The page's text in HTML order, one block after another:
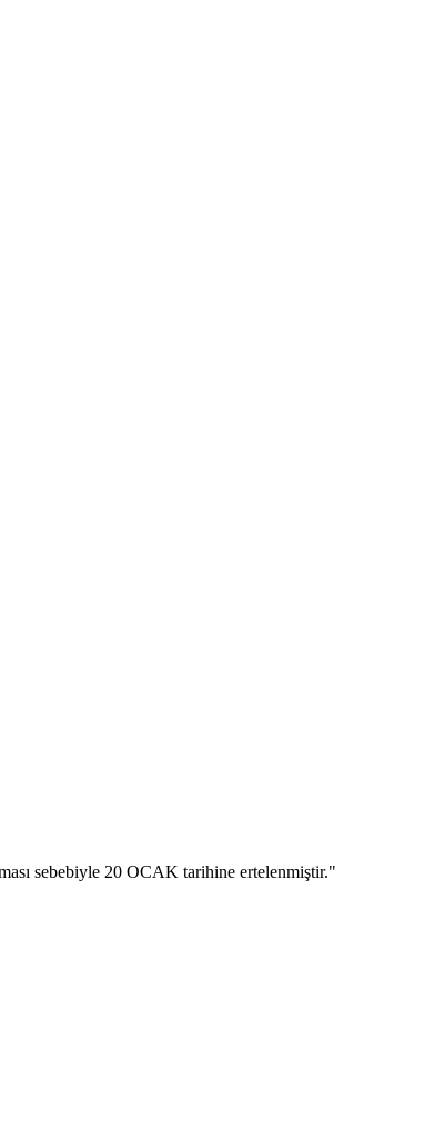
sebebiyle 20 OCAK tarihine ertelenmiştir."